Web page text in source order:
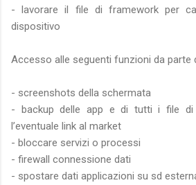
- lavorare il file di framework per
dispositivo
Accesso alle seguenti funzioni da parte
- screenshots della schermata
- backup delle app e di tutti i file di
l’eventuale link al market
- bloccare servizi o processi
- firewall connessione dati
- spostare dati applicazioni su sd